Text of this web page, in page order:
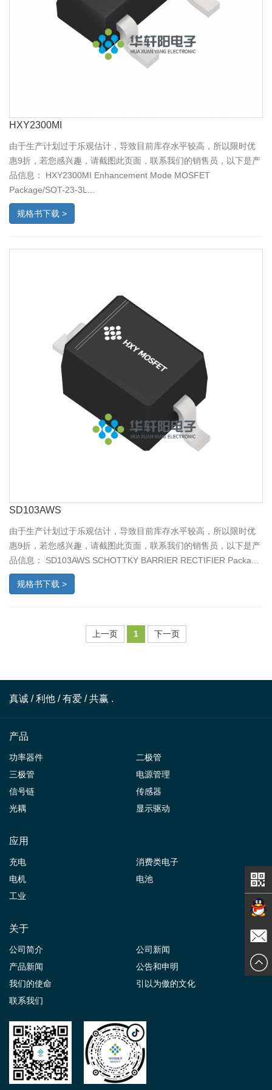
HXY2300MI
由于生产计划过于乐观估计，导致目前库存水平较高，所以限时优
惠9折，若您感兴趣，请截图此页面，联系我们的销售员，以下是产
品信息： HXY2300MI Enhancement Mode MOSFET
Package/SOT-23-3L...
规格书下载 >
SD103AWS
由于生产计划过于乐观估计，导致目前库存水平较高，所以限时优
惠9折，若您感兴趣，请截图此页面，联系我们的销售员，以下是产
品信息： SD103AWS SCHOTTKY BARRIER RECTIFIER Packa...
规格书下载 >
上一页 1 下一页
真诚 / 利他 / 有爱 / 共赢 .
产品
功率器件
二极管
三极管
电源管理
信号链
传感器
光耦
显示驱动
应用
充电
消费类电子
电机
电池
工业
关于
公司简介
公司新闻
产品新闻
公告和申明
我们的使命
引以为傲的文化
联系我们
在线交
谈
发送邮